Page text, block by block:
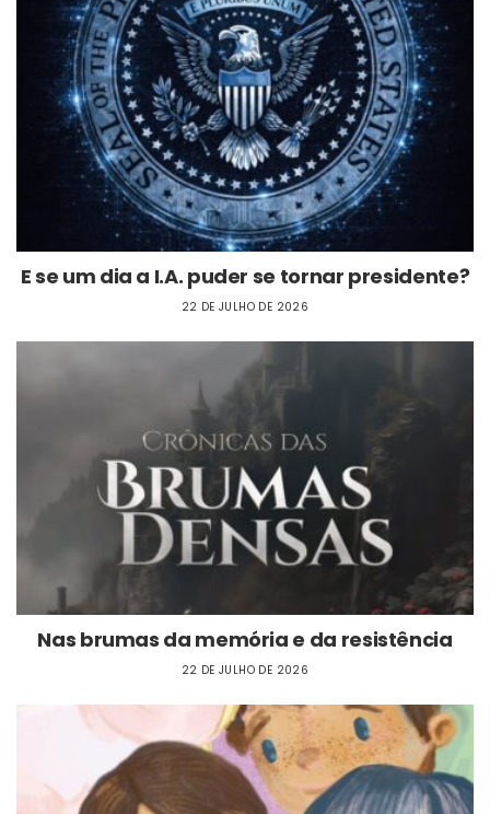
E se um dia a I.A. puder se tornar presidente?
22 DE JULHO DE 2026
Nas brumas da memória e da resistência
22 DE JULHO DE 2026